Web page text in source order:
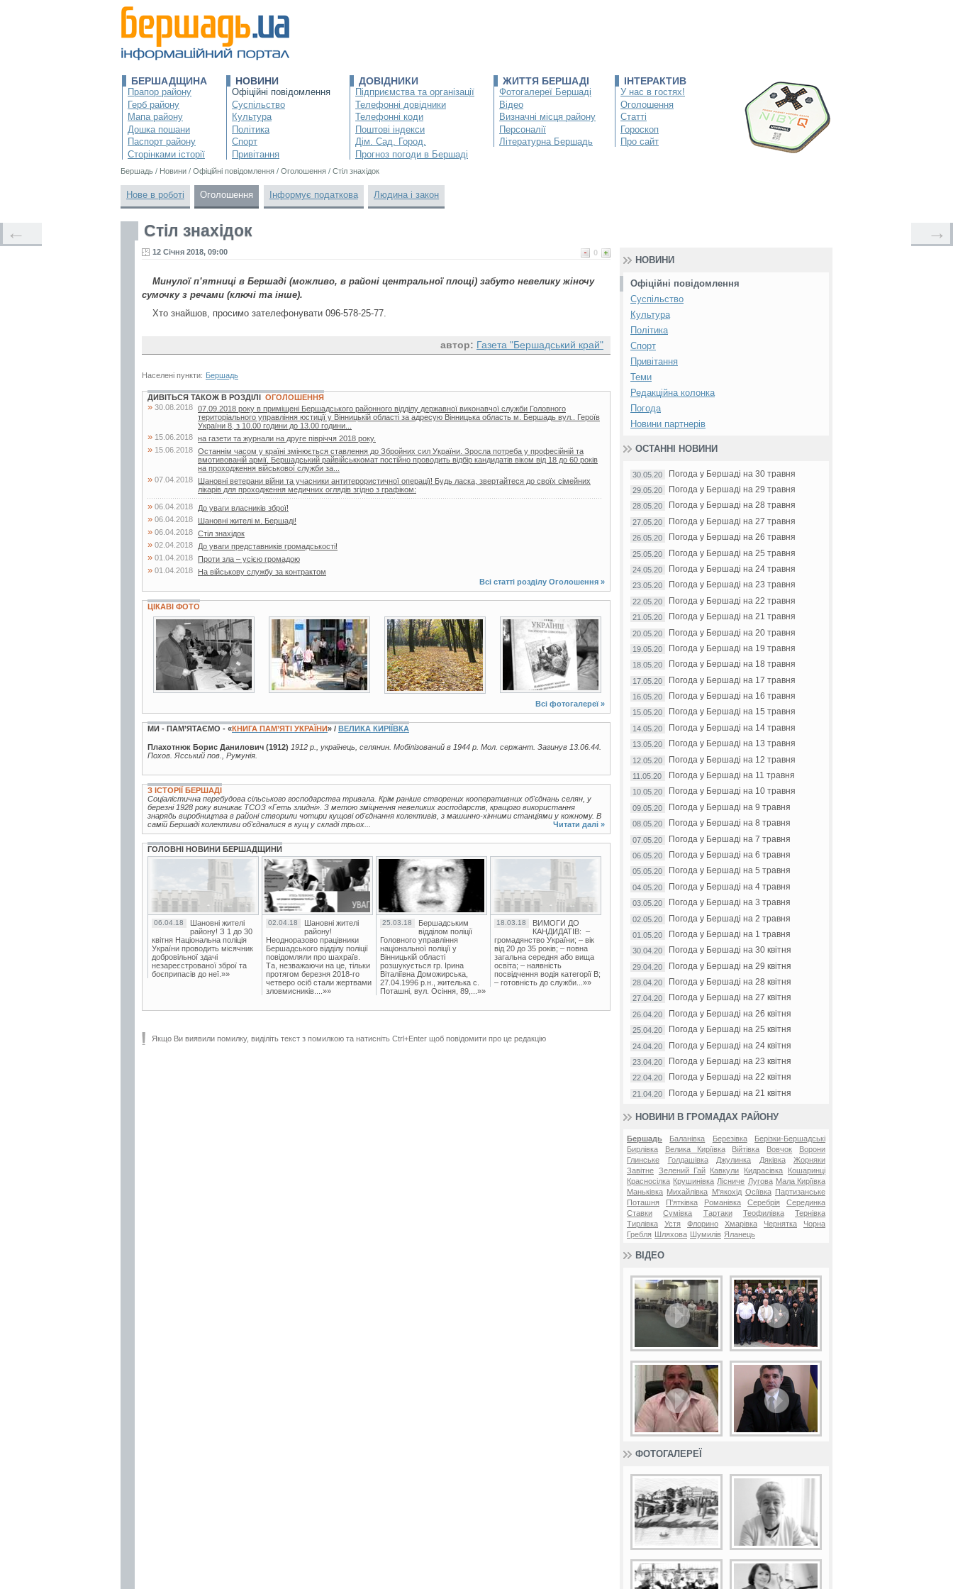
БЕРШАДЩИНА
Прапор району
Герб району
Мапа району
Дошка пошани
Паспорт району
Сторінками історії
НОВИНИ
Офіційні повідомлення
Суспільство
Культура
Політика
Спорт
Привітання
ДОВІДНИКИ
Підприємства та організації
Телефонні довідники
Телефонні коди
Поштові індекси
Дім. Сад. Город.
Прогноз погоди в Бершаді
ЖИТТЯ БЕРШАДІ
Фотогалереї Бершаді
Відео
Визначні місця району
Персоналії
Літературна Бершадь
ІНТЕРАКТИВ
У нас в гостях!
Оголошення
Статті
Гороскоп
Про сайт
Бершадь / Новини / Офіційні повідомлення / Оголошення / Стіл знахідок
Нове в роботі Оголошення Інформує податкова Людина і закон
Стіл знахідок
0
12 Січня 2018, 09:00
Минулої п’ятниці в Бершаді (можливо, в районі центральної площі) забуто невелику жіночу
сумочку з речами (ключі та інше).
Хто знайшов, просимо зателефонувати 096-578-25-77.
автор: Газета "Бершадський край"
Населені пункти: Бершадь
← →
ДИВІТЬСЯ ТАКОЖ В РОЗДІЛІ ОГОЛОШЕННЯ
» 30.08.2018 07.09.2018 року в приміщені Бершадського районного відділу державної виконавчої служби Головного
територіального управління юстиції у Вінницькій області за адресую Вінницька область м. Бершадь вул.. Героїв
України 8, з 10.00 години до 13.00 години...
» 15.06.2018 на газети та журнали на друге півріччя 2018 року.
» 15.06.2018 Останнім часом у країні змінюється ставлення до Збройних сил України. Зросла потреба у професійній та
вмотивованій армії. Бершадський райвійськкомат постійно проводить відбір кандидатів віком від 18 до 60 років
на проходження військової служби за...
» 07.04.2018
Шановні ветерани війни та учасники антитерористичної операції! Будь ласка, звертайтеся до своїх сімейних
лікарів для проходження медичних оглядів згідно з графіком:
» 06.04.2018 До уваги власників зброї!
» 06.04.2018 Шановні жителі м. Бершаді!
» 06.04.2018 Стіл знахідок
» 02.04.2018 До уваги представників громадськості!
» 01.04.2018 Проти зла – усією громадою
» 01.04.2018
На військову службу за контрактом
Всі статті розділу Оголошення »
ЦІКАВІ ФОТО
4 фото 11 фото 9 фото 2 фото
Всі фотогалереї »
МИ - ПАМ’ЯТАЄМО - «КНИГА ПАМ’ЯТІ УКРАЇНИ» / ВЕЛИКА КИРІЇВКА
Плахотнюк Борис Данилович (1912) 1912 р., українець, селянин. Мобілізований в 1944 р. Мол. сержант. Загинув 13.06.44.
Похов. Ясський пов., Румунія.
З ІСТОРІЇ БЕРШАДІ
Соціалістична перебудова сільського господарства тривала. Крім раніше створених кооперативних об'єднань селян, у
березні 1928 року виникає ТСОЗ «Геть злидні». З метою зміцнення невеликих господарств, кращого використання
знарядь виробництва в районі створили чотири кущові об'єднання колективів, з машинно-хінними станціями у кожному. В
самій Бершаді колективи об'єдналися в кущ у складі трьох...
Читати далі »
ГОЛОВНІ НОВИНИ БЕРШАДЩИНИ
06.04.18
Шановні жителі
району! З 1 до 30
квітня Національна поліція
України проводить місячник
добровільної здачі
незареєстрованої зброї та
боєприпасів до неї.»»
02.04.18
Шановні жителі
району!
Неодноразово працівники
Бершадського відділу поліції
повідомляли про шахраїв.
Та, незважаючи на це, тільки
протягом березня 2018-го
четверо осіб стали жертвами
зловмисників....»»
25.03.18
Бершадським
відділом поліції
Головного управління
національної поліції у
Вінницькій області
розшукується гр. Ірина
Віталіївна Доможирська,
27.04.1996 р.н., жителька с.
Поташні, вул. Осіння, 89,...»»
18.03.18
ВИМОГИ ДО
КАНДИДАТІВ: –
громадянство України; – вік
від 20 до 35 років; – повна
загальна середня або вища
освіта; – наявність
посвідчення водія категорії В;
– готовність до служби...»»
Якщо Ви виявили помилку, виділіть текст з помилкою та натисніть Ctrl+Enter щоб повідомити про це редакцію
НОВИНИ
Офіційні повідомлення
Суспільство
Культура
Політика
Спорт
Привітання
Теми
Редакційна колонка
Погода
Новини партнерів
ОСТАННІ НОВИНИ
30.05.20 Погода у Бершаді на 30 травня
29.05.20 Погода у Бершаді на 29 травня
28.05.20 Погода у Бершаді на 28 травня
27.05.20 Погода у Бершаді на 27 травня
26.05.20 Погода у Бершаді на 26 травня
25.05.20 Погода у Бершаді на 25 травня
24.05.20 Погода у Бершаді на 24 травня
23.05.20 Погода у Бершаді на 23 травня
22.05.20 Погода у Бершаді на 22 травня
21.05.20 Погода у Бершаді на 21 травня
20.05.20 Погода у Бершаді на 20 травня
19.05.20 Погода у Бершаді на 19 травня
18.05.20 Погода у Бершаді на 18 травня
17.05.20 Погода у Бершаді на 17 травня
16.05.20 Погода у Бершаді на 16 травня
15.05.20 Погода у Бершаді на 15 травня
14.05.20 Погода у Бершаді на 14 травня
13.05.20 Погода у Бершаді на 13 травня
12.05.20 Погода у Бершаді на 12 травня
11.05.20 Погода у Бершаді на 11 травня
10.05.20 Погода у Бершаді на 10 травня
09.05.20 Погода у Бершаді на 9 травня
08.05.20 Погода у Бершаді на 8 травня
07.05.20 Погода у Бершаді на 7 травня
06.05.20 Погода у Бершаді на 6 травня
05.05.20 Погода у Бершаді на 5 травня
04.05.20 Погода у Бершаді на 4 травня
03.05.20 Погода у Бершаді на 3 травня
02.05.20 Погода у Бершаді на 2 травня
01.05.20 Погода у Бершаді на 1 травня
30.04.20 Погода у Бершаді на 30 квітня
29.04.20 Погода у Бершаді на 29 квітня
28.04.20 Погода у Бершаді на 28 квітня
27.04.20 Погода у Бершаді на 27 квітня
26.04.20 Погода у Бершаді на 26 квітня
25.04.20 Погода у Бершаді на 25 квітня
24.04.20 Погода у Бершаді на 24 квітня
23.04.20 Погода у Бершаді на 23 квітня
22.04.20 Погода у Бершаді на 22 квітня
21.04.20 Погода у Бершаді на 21 квітня
НОВИНИ В ГРОМАДАХ РАЙОНУ
Бершадь Баланівка Березівка
Берізки-Бершадські
Бирлівка
Велика Киріївка Війтівка Вовчок
Ворони
Глинське
Голдашівка Джулинка Дяківка
Жорняки
Завітне Зелений Гай Кавкули Кидрасівка
Кошаринці
Красносілка Крушинівка Лісниче Лугова Мала Киріївка
Маньківка Михайлівка М'якохід Осіївка
Партизанське
Поташня
П'ятківка Романівка Серебрія
Серединка
Ставки
Сумівка Тартаки Теофилівка
Тернівка
Тирлівка
Устя Флорино Хмарівка Чернятка
Чорна
Гребля
Шляхова Шумилів Яланець
ВІДЕО
ФОТОГАЛЕРЕЇ